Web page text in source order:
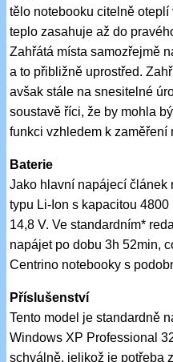
tělo notebooku citelně
teplo zasahuje až do
Zahřátá místa samozřejmě
a to přibližně uprostřed.
avšak stále na snesitelné
soustavě říci, že by mohla
funkci vzhledem k zaměření
Baterie
Jako hlavní napájecí článek
typu Li-Ion s kapacitou
14,8 V. Ve standardním*
napájet po dobu 3h 52min,
Centrino notebooky s
Příslušenství
Tento model je standardně
Windows XP Professional
schválně, jelikož je potřeba